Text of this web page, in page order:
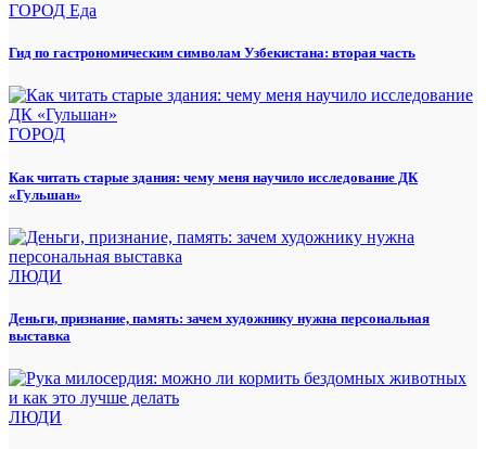
ГОРОД Еда
Гид по гастрономическим символам Узбекистана: вторая часть
ГОРОД
Как читать старые здания: чему меня научило исследование ДК
«Гульшан»
ЛЮДИ
Деньги, признание, память: зачем художнику нужна персональная
выставка
ЛЮДИ